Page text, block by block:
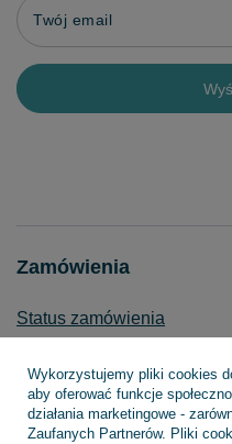
Twój email
Zamówienia
Status zamówienia
Chcę zareklamować
Chcę zwrócić produkt
Wykorzystujemy pliki cookies
aby oferować funkcje
działania marketingowe -
Zaufanych Partnerów. Pliki